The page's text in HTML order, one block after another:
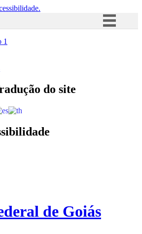
Acesso à informação
1
do site
de Goiás